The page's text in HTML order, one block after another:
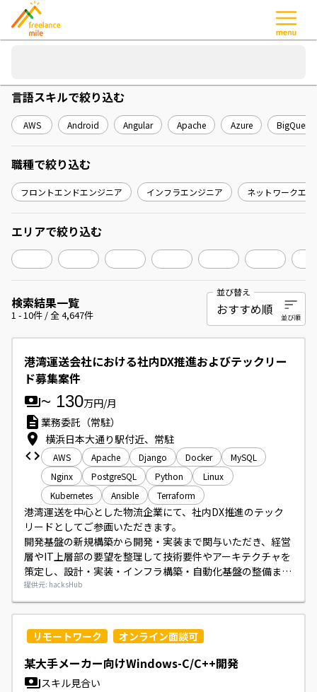
検索結果一覧
1 -10件 / 全4,647件
並び替え
港湾運送会社における社内DX推進およびテックリー
ド募集案件
~ 130万円/月
業務委託（常駐）
横浜日本大通り駅付近、常駐
AWS Apache Django Docker
MySQL
Nginx
PostgreSQL Python
Linux
Kubernetes
Ansible Terraform
港湾運送を中心とした物流企業にて、社内DX推進のテック
リードとしてご参画いただきます。
開発基盤の新規構築から開発・実装まで関与いただき、経営
層やIT上層部の要望を整理して技術要件やアーキテクチャを
策定し、設計・実装・インフラ構築・自動化基盤の整備まで
幅広くリードしていただきます。
Python/DjangoによるWebアプリ開発やLinux/AWS上での
環境構築、Docker/Kubernetes、Ansible、Terraform等を
用いた自動化・監視基盤の構築にも携わっていただきます。
提供元: hacksHub
リモートワーク オンライン面談可
某大手メーカー向けWindows-C/C++開発
スキル見合い
言語スキルで絞り込む
AWS Android Angular Apache Azure BigQuery
職種で絞り込む
フロントエンドエンジニア インフラエンジニア ネットワークエ
エリアで絞り込む